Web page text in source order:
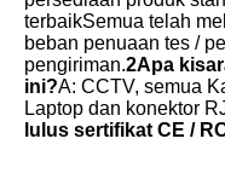
terbaikSemua telah
beban penuaan tes /
pengiriman.2Apa
ini?A: CCTV, semua
Laptop dan konektor
lulus sertifikat CE /